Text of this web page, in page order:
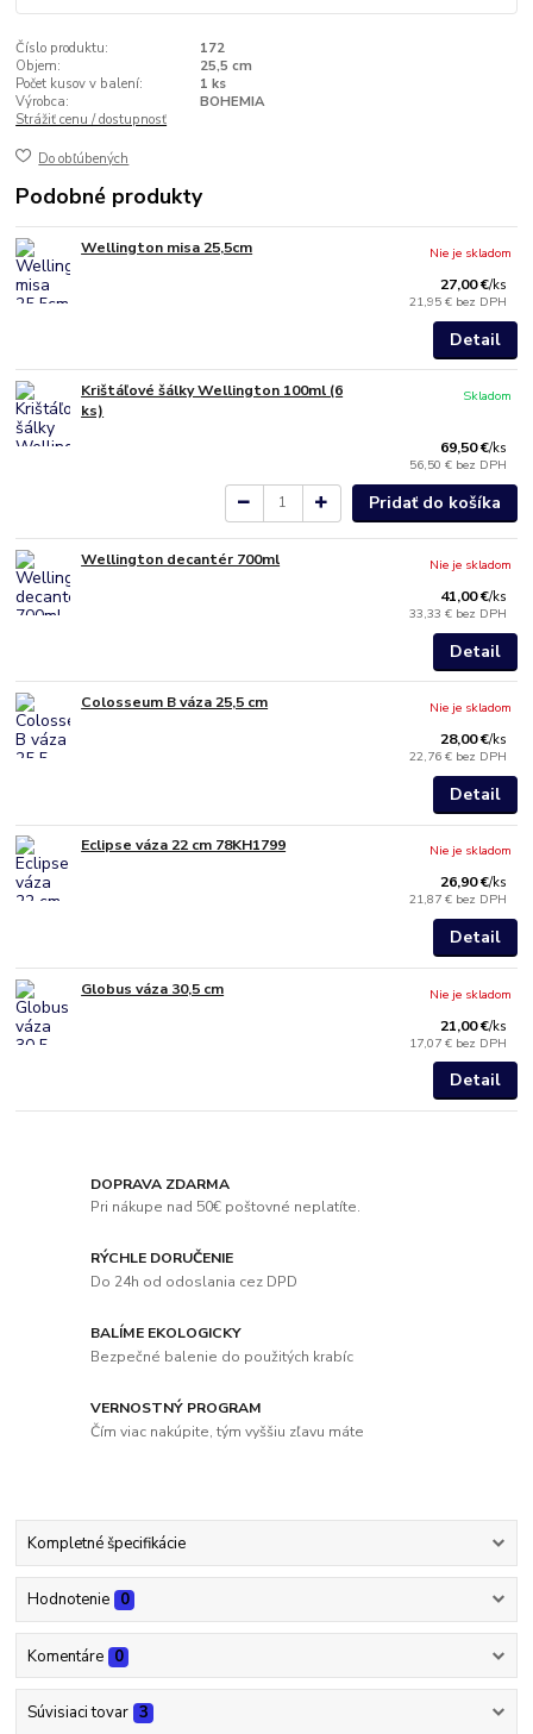
Číslo produktu:
172
Objem:
25,5 cm
Počet kusov v balení:
1 ks
Výrobca:
BOHEMIA
Strážiť cenu / dostupnosť
Do obľúbených
Podobné produkty
Wellington misa 25,5cm
27,00 €/ks
21,95 € bez DPH
Nie je skladom
Detail
Krištáľové šálky Wellington 100ml (6
ks)
69,50 €/ks
56,50 € bez DPH
Skladom
Pridať do košíka
Wellington decantér 700ml
41,00 €/ks
33,33 € bez DPH
Nie je skladom
Detail
Colosseum B váza 25,5 cm
28,00 €/ks
22,76 € bez DPH
Nie je skladom
Detail
Eclipse váza 22 cm 78KH1799
26,90 €/ks
21,87 € bez DPH
Nie je skladom
Detail
Globus váza 30,5 cm
21,00 €/ks
17,07 € bez DPH
Nie je skladom
Detail
DOPRAVA ZDARMA
Pri nákupe nad 50€ poštovné neplatíte.
RÝCHLE DORUČENIE
Do 24h od odoslania cez DPD
BALÍME EKOLOGICKY
Bezpečné balenie do použitých krabíc
VERNOSTNÝ PROGRAM
Čím viac nakúpite, tým vyššiu zľavu máte
Kompletné špecifikácie
Hodnotenie 0
Komentáre 0
Súvisiaci tovar 3